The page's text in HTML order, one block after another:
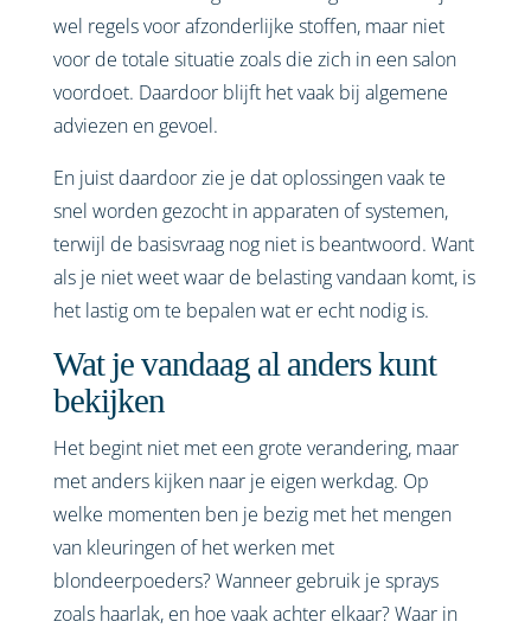
wel regels voor afzonderlijke stoffen, maar niet
voor de totale situatie zoals die zich in een salon
voordoet. Daardoor blijft het vaak bij algemene
adviezen en gevoel.
En juist daardoor zie je dat oplossingen vaak te
snel worden gezocht in apparaten of systemen,
terwijl de basisvraag nog niet is beantwoord. Want
als je niet weet waar de belasting vandaan komt, is
het lastig om te bepalen wat er echt nodig is.
Wat je vandaag al anders kunt
bekijken
Het begint niet met een grote verandering, maar
met anders kijken naar je eigen werkdag. Op
welke momenten ben je bezig met het mengen
van kleuringen of het werken met
blondeerpoeders? Wanneer gebruik je sprays
zoals haarlak, en hoe vaak achter elkaar? Waar in